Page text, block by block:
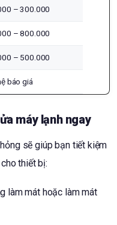
– 300.000
– 800.000
– 500.000
báo giá
máy lạnh ngay
sẽ giúp bạn tiết kiệm
thiết bị:
làm mát hoặc làm mát